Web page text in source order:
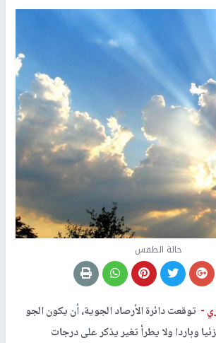
حالة الطقس
- توقعت دائرة الأرصاد الجوية، أن يكون الجو
وباردا ولا يطرأ تغير يذكر على درجات